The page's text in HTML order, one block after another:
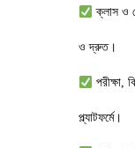
ক্লাস ও
ও দ্রুত।
পরীক্ষা,
প্ল্যাটফর্মে।